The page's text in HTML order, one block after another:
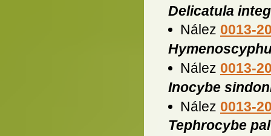
Delicatula
Nález 0013-
Nález 0013-
Inocybe
Nález 0013-
Tephrocybe